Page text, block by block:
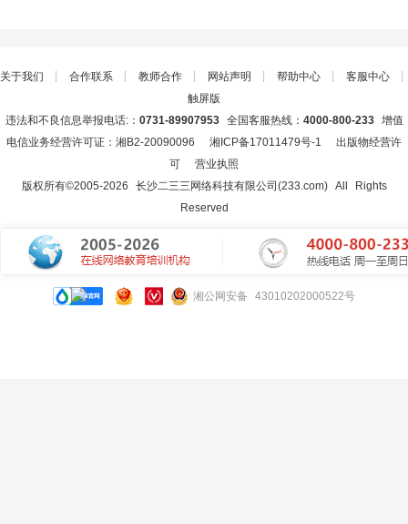
关于我们 ┊ 合作联系 ┊ 教师合作 ┊ 网站声明 ┊ 帮助中心 ┊ 客服中心 ┊
触屏版
违法和不良信息举报电话:： 0731-89907953全国客服热线： 4000-800-233增值
电信业务经营许可证：湘B2-20090096 湘ICP备17011479号-1
出版物经营许
可
营业执照
版权所有©2005-2026 长沙二三三网络科技有限公司(233.com)All Rights
Reserved
湘公网安备 43010202000522号